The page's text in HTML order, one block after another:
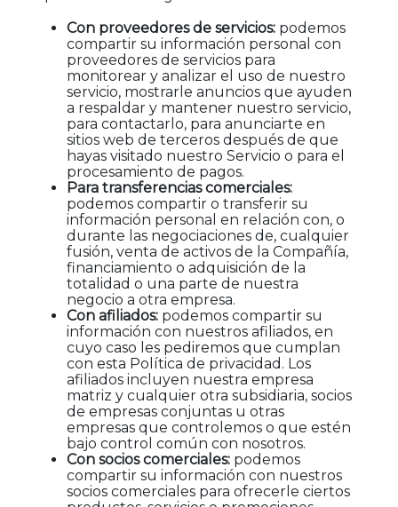
Con proveedores de servicios: podemos
compartir su información personal con
proveedores de servicios para
monitorear y analizar el uso de nuestro
servicio, mostrarle anuncios que ayuden
a respaldar y mantener nuestro servicio,
para contactarlo, para anunciarte en
sitios web de terceros después de que
hayas visitado nuestro Servicio o para el
procesamiento de pagos.
Para transferencias comerciales:
podemos compartir o transferir su
información personal en relación con, o
durante las negociaciones de, cualquier
fusión, venta de activos de la Compañía,
financiamiento o adquisición de la
totalidad o una parte de nuestra
negocio a otra empresa.
Con afiliados: podemos compartir su
información con nuestros afiliados, en
cuyo caso les pediremos que cumplan
con esta Política de privacidad. Los
afiliados incluyen nuestra empresa
matriz y cualquier otra subsidiaria, socios
de empresas conjuntas u otras
empresas que controlemos o que estén
bajo control común con nosotros.
Con socios comerciales: podemos
compartir su información con nuestros
socios comerciales para ofrecerle ciertos